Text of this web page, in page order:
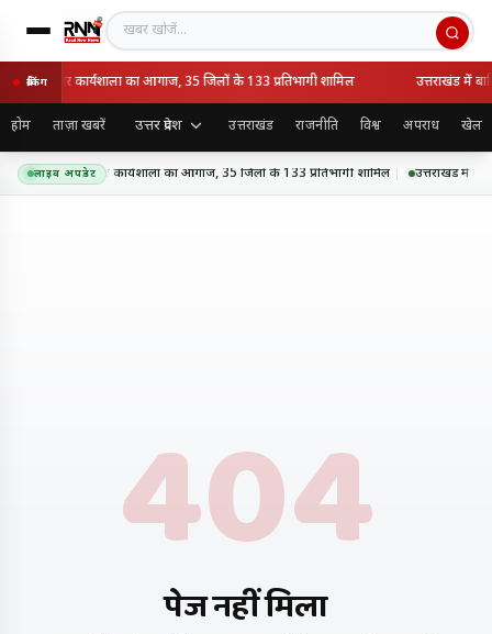
खबर खोजें
ब्रेकिंग
व स्कोरर कार्यशाला का आगाज, 35 जिलों के 133 प्रतिभागी शामिल उत्तराखंड में
होम ताज़ा खबरें उत्तर प्रदेश उत्तराखंड राजनीति विश्व अपराध खेल
लाइव अपडेट
अंपायर व स्कोरर कार्यशाला का आगाज, 35 जिलों के 133 प्रतिभागी शामिल उत्तराखंड में
404
पेज नहीं मिला